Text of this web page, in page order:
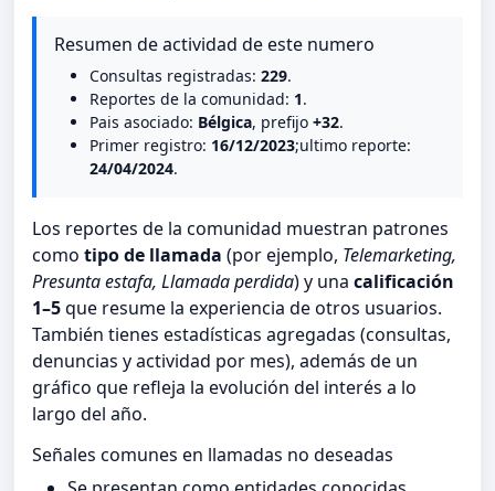
Resumen de actividad de este numero
Consultas registradas: 229.
Reportes de la comunidad: 1.
Pais asociado: Bélgica, prefijo +32.
Primer registro: 16/12/2023;ultimo reporte:
24/04/2024.
Los reportes de la comunidad muestran patrones
como tipo de llamada (por ejemplo, Telemarketing,
Presunta estafa, Llamada perdida) y una calificación
1–5que resume la experiencia de otros usuarios.
También tienes estadísticas agregadas (consultas,
denuncias y actividad por mes), además de un
gráfico que refleja la evolución del interés a lo
largo del año.
Señales comunes en llamadas no deseadas